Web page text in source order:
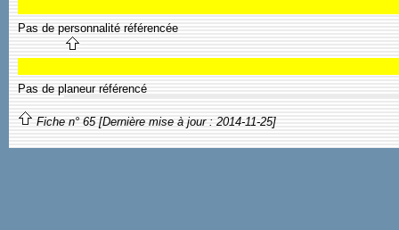
Pas de personnalité référencée
Pas de planeur référencé
Fiche n° 65 [Dernière mise à jour : 2014-11-25]